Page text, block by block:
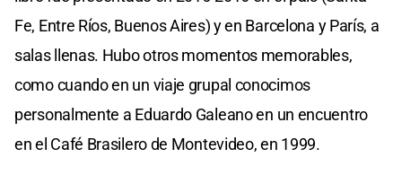
Fe, Entre Ríos, Buenos Aires) y en Barcelona y París, a
salas llenas. Hubo otros momentos memorables,
como cuando en un viaje grupal conocimos
personalmente a Eduardo Galeano en un encuentro
en el Café Brasilero de Montevideo, en 1999.